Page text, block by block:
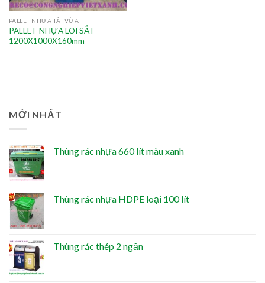
PALLET NHỰA TẢI VỪA
PALLET NHỰA LÕI SẮT
1200X1000X160mm
MỚI NHẤT
Thùng rác nhựa 660 lít màu xanh
Thùng rác nhựa HDPE loại 100 lít
Thùng rác thép 2 ngăn